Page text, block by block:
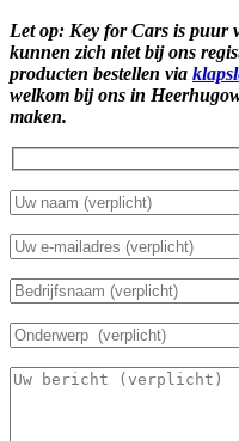
Let op: Key for Cars is puur
kunnen zich niet bij ons
producten bestellen via
welkom bij ons in
maken.